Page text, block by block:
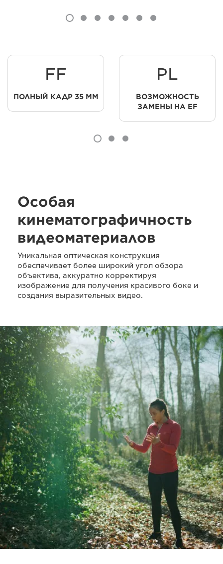
FF
ПОЛНЫЙ КАДР 35 ММ
PL
ВОЗМОЖНОСТЬ
ЗАМЕНЫ НА EF
Особая
кинематографичность
видеоматериалов
Уникальная оптическая конструкция
обеспечивает более широкий угол обзора
объектива, аккуратно корректируя
изображение для получения красивого боке и
создания выразительных видео.